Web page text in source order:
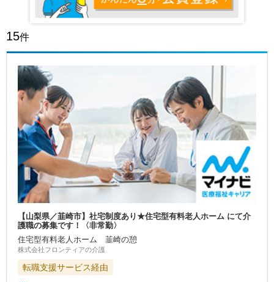
15件
【山梨県／韮崎市】社宅制度あり★住宅型有料老人ホーム にて介
護職の募集です！〈非常勤〉
住宅型有料老人ホーム 韮崎の憩
株式会社フロンティアの介護
転職支援サービス経由